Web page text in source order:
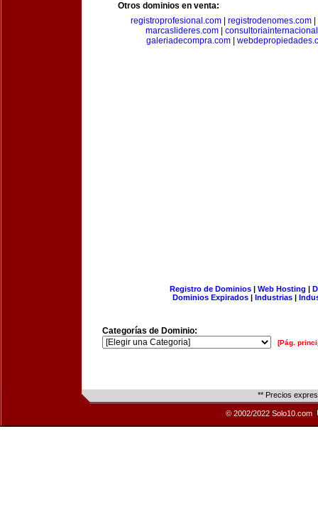
Otros dominios en venta:
registroprofesional.com| registrodenomes.com|
marcaslideres.com
galeriadecompra.com|
Registro de Dominios| Web Hosting |
Dominios Expirados | Industrias |
Categorías de Dominio:
[Pág.
** Precios
© 2002/2022 Solo10.com